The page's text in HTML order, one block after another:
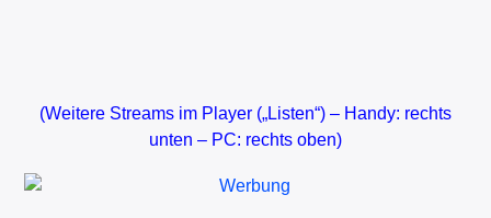
(Weitere Streams im Player („Listen“) – Handy: rechts
unten – PC: rechts oben)